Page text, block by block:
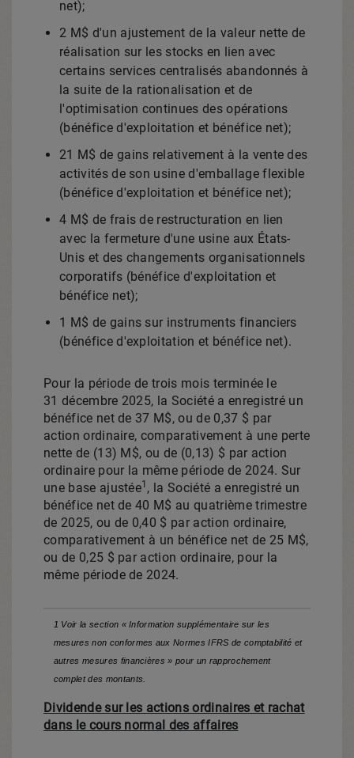
net);
2 M$ d'un ajustement de la valeur nette de
réalisation sur les stocks en lien avec
certains services centralisés abandonnés à
la suite de la rationalisation et de
l'optimisation continues des opérations
(bénéfice d'exploitation et bénéfice net);
21 M$ de gains relativement à la vente des
activités de son usine d'emballage flexible
(bénéfice d'exploitation et bénéfice net);
4 M$ de frais de restructuration en lien
avec la fermeture d'une usine aux États-
Unis et des changements organisationnels
corporatifs (bénéfice d'exploitation et
bénéfice net);
1 M$ de gains sur instruments financiers
(bénéfice d'exploitation et bénéfice net).
Pour la période de trois mois terminée le
31 décembre 2025, la Société a enregistré un
bénéfice net de 37 M$, ou de 0,37 $ par
action ordinaire, comparativement à une perte
nette de (13) M$, ou de (0,13) $ par action
ordinaire pour la même période de 2024. Sur
une base ajustée1 , la Société a enregistré un
bénéfice net de 40 M$ au quatrième trimestre
de 2025, ou de 0,40 $ par action ordinaire,
comparativement à un bénéfice net de 25 M$,
ou de 0,25 $ par action ordinaire, pour la
même période de 2024.
1 Voir la section « Information supplémentaire sur les
mesures non conformes aux Normes IFRS de comptabilité et
autres mesures financières » pour un rapprochement
complet des montants.
Dividende sur les actions ordinaires et rachat
dans le cours normal des affaires